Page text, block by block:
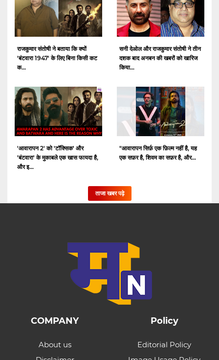
राजकुमार संतोषी ने बताया कि क्यों
'बंटवारा 1947' के लिए बिना किसी कट
क...
सनी देओल और राजकुमार संतोषी ने तीन
दशक बाद अनबन की खबरों को खारिज
किया...
'आवारापन 2' को 'टॉक्सिक' और
'बंटवारा' के मुकाबले एक खास फायदा है,
और इ...
"आवारापन सिर्फ़ एक फ़िल्म नहीं है, यह
एक सफ़र है, शिवम का सफ़र है, और...
ताजा खबर पढ़े
COMPANY
About us
Policy
Editorial Policy